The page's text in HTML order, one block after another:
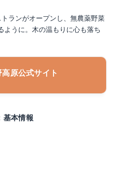
ランがオープンし、無農薬野菜
ように。木の温もりに心も落ち
原公式サイト
基本情報